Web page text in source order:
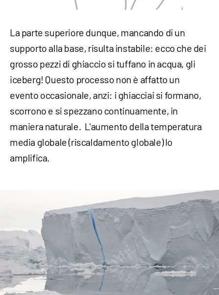
La parte superiore dunque, mancando di un
supporto alla base, risulta instabile: ecco che dei
grosso pezzi di ghiaccio si tuffano in acqua, gli
iceberg! Questo processo non è affatto un
evento occasionale, anzi: i ghiacciai si formano,
scorrono e si spezzano continuamente, in
maniera naturale. L'aumento della temperatura
media globale (riscaldamento globale) lo
amplifica.